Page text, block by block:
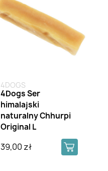
4DOGS
4Dogs Ser
himalajski
naturalny Chhurpi
Original L
39,00 zł